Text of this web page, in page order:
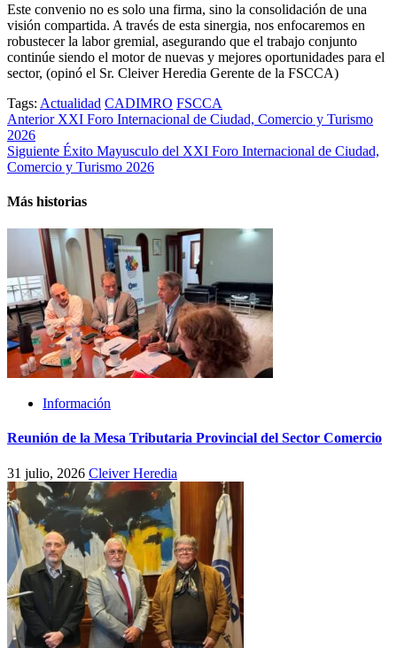
Este convenio no es solo una firma, sino la consolidación de una
visión compartida. A través de esta sinergia, nos enfocaremos en
robustecer la labor gremial, asegurando que el trabajo conjunto
continúe siendo el motor de nuevas y mejores oportunidades para el
sector, (opinó el Sr. Cleiver Heredia Gerente de la FSCCA)
Tags: Actualidad CADIMRO FSCCA
Post
navigation
AnteriorXXI Foro Internacional de Ciudad, Comercio y Turismo
2026
Siguiente Éxito Mayusculo del XXI Foro Internacional de Ciudad,
Comercio y Turismo 2026
Más historias
Información
Reunión de la Mesa Tributaria Provincial del Sector Comercio
31 julio, 2026 Cleiver Heredia